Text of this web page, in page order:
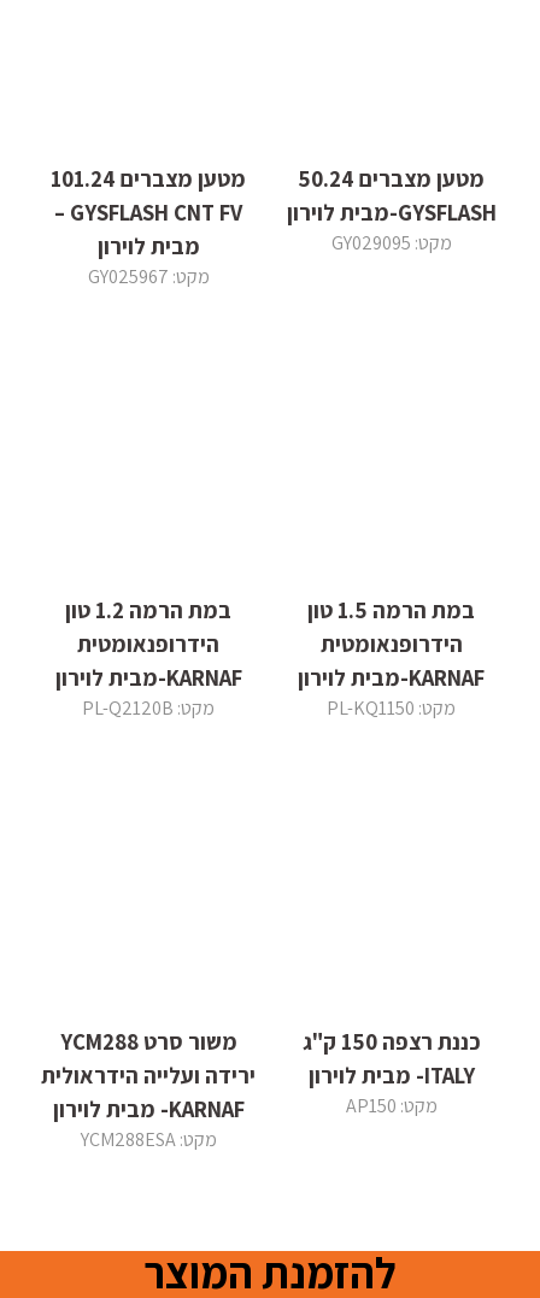
מטען מצברים 50.24
GYSFLASH-מבית לוירון
מקט: GY029095
מטען מצברים 101.24
GYSFLASH CNT FV –
מבית לוירון
מקט: GY025967
במת הרמה 1.5 טון
הידרופנאומטית
KARNAF-מבית לוירון
מקט: PL-KQ1150
במת הרמה 1.2 טון
הידרופנאומטית
KARNAF-מבית לוירון
מקט: PL-Q2120B
כננת רצפה 150 ק"ג
ITALY- מבית לוירון
מקט: AP150
משור סרט YCM288
ירידה ועלייה הידראולית
KARNAF- מבית לוירון
מקט: YCM288ESA
להזמנת המוצר